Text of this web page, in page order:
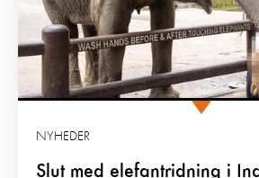
Slut med elefantridning i
NYHEDER